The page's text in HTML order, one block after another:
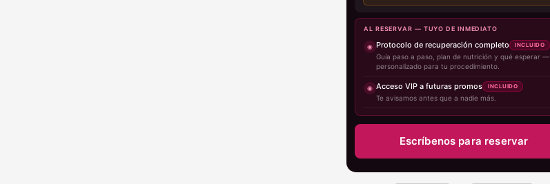
AL RESERVAR — TUYO DE INMEDIATO
◉ Protocolo de recuperación completo INCLUIDO
Guía paso a paso, plan de nutrición y qué esperar —
personalizado para tu procedimiento.
◉ Acceso VIP a futuras promos INCLUIDO
Te avisamos antes que a nadie más.
Escríbenos para reservar